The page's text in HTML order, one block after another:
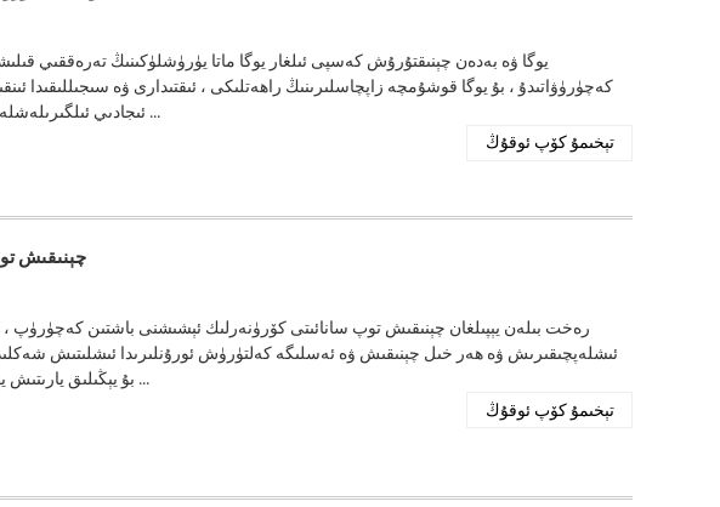
يوگا ۋە بەدەن چېنىقتۇرۇش كەسپى ئىلغار يوگا ماتا يۈرۈشلۈكىنىڭ تەرەققىي
كەچۈرۈۋاتىدۇ ، بۇ يوگا قوشۇمچە زاپچاسلىرىنىڭ راھەتلىكى ، ئىقتىدارى ۋە سىجىللىقىدا
ئىجادىي ئىلگىرىلەشلەر يوگنى ئىنقىلاب قىلىشقا ۋەدە بەردى ...
تېخىمۇ كۆپ ئوقۇڭ
چېنىقىش
رەخت بىلەن يېپىلغان چېنىقىش توپ سانائىتى كۆرۈنەرلىك ئېشىشنى باشتىن كەچۈرۈپ ،
ئىشلەپچىقىرىش ۋە ھەر خىل چېنىقىش ۋە ئەسلىگە كەلتۈرۈش ئورۇنلىرىدا ئىشلىتىش
بۇ يېڭىلىق يارىتىش يۈزلىنىشى كەڭ كۆلەمدە ئومۇملاشتى ...
تېخىمۇ كۆپ ئوقۇڭ